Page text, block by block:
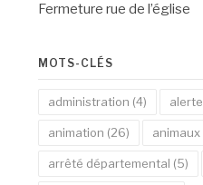
Fermeture rue de l’église
MOTS-CLÉS
administration (4) alerte
animation (26) animaux
arrêté départemental (5)